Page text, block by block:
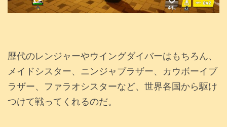
歴代のレンジャーやウイングダイバーはもちろん、
メイドシスター、ニンジャブラザー、カウボーイブ
ラザー、ファラオシスターなど、世界各国から駆け
つけて戦ってくれるのだ。